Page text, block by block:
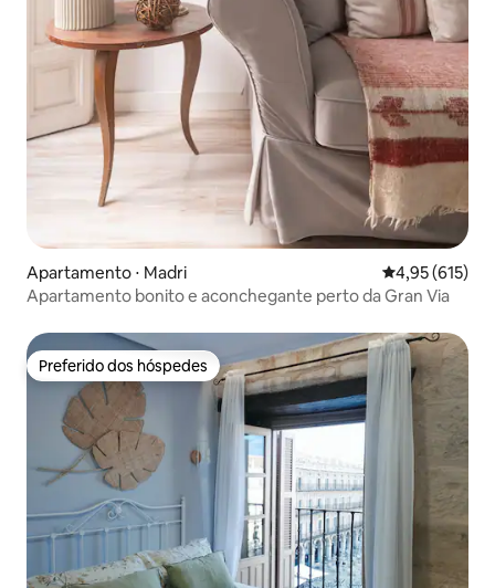
Apartamento ⋅ Madri 4,95 de uma
4,95 (615)
Apartamento bonito e aconchegante perto da Gran Via
Preferido dos hóspedes
Preferido dos hóspedes